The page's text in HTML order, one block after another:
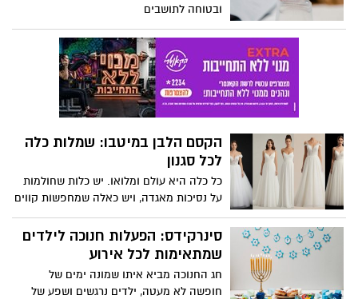
ובטוחה לתושבים
הקסם הלבן במיטבו: שמלות כלה
לכל סגנון
כל כלה היא עולם ומלואו. יש כלות שחולמות
על נסיכות מאגדה, ויש כאלה שמחפשות קווים
נקיים ומודרניים. יש מי שרוצה להרגיש
רומנטית ועדינה, ויש מי שמעדיפה להפתיע
עם משהו שונה ונועז. היופי בעולם שמלות
אישה ולכל חלום.
סינרקידס: הפעלות חנוכה לילדים
שמתאימות לכל אירוע
חג החנוכה מביא איתו שמונה ימים של
חופשה לא מעטה, ילדים נרגשים ושפע של